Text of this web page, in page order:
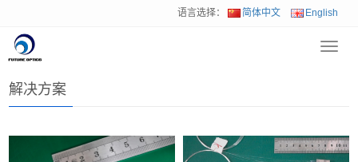
语言选择： 简体中文 English
首页
解决方案